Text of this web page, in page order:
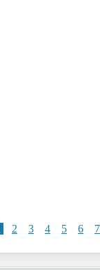
2 3 4 5 6 7